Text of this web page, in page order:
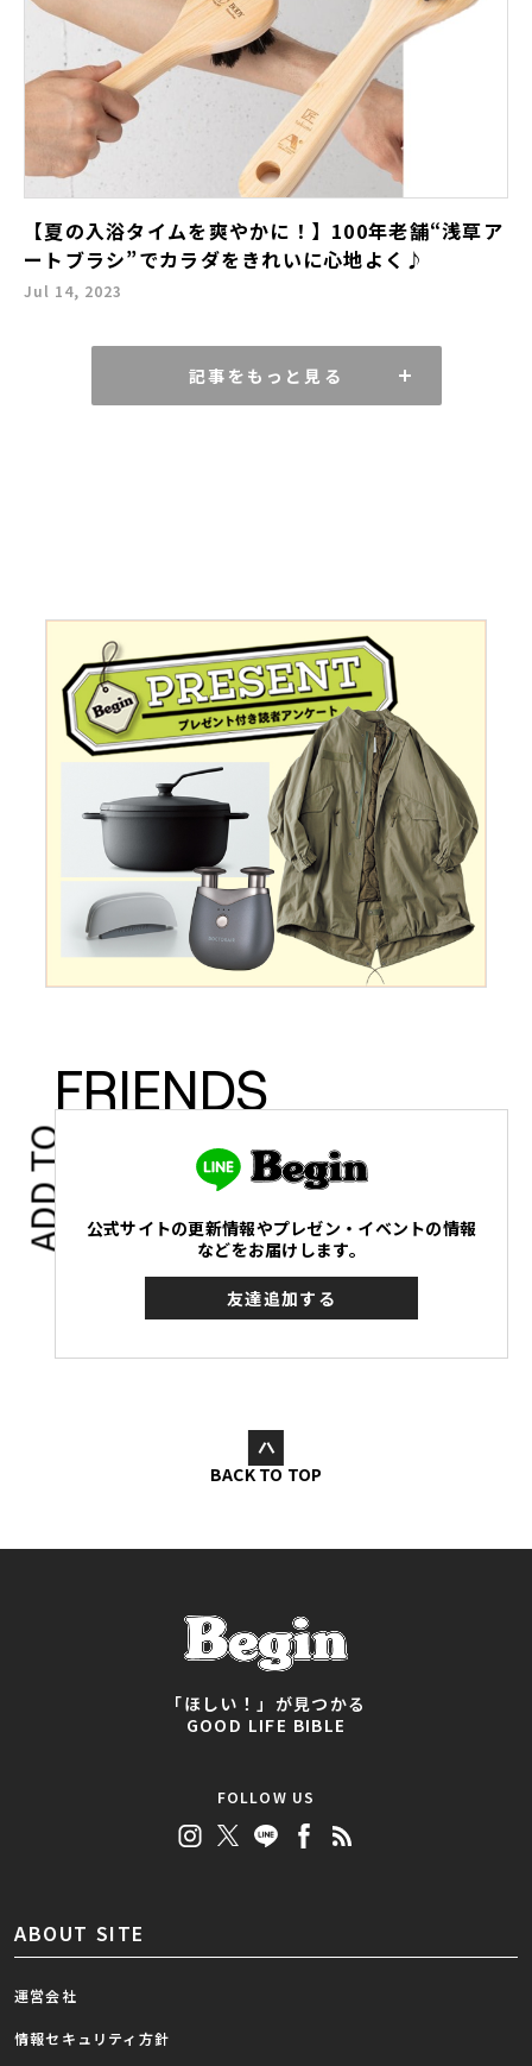
【夏の入浴タイムを爽やかに！】100年老舗“浅草ア
ートブラシ”でカラダをきれいに心地よく♪
Jul 14, 2023
記事をもっと見る
ADD TO
FRIENDS
公式サイトの更新情報やプレゼン・イベントの情報
などをお届けします。
友達追加する
BACK TO TOP
「ほしい！」が見つかる
GOOD LIFE BIBLE
FOLLOW US
ABOUT SITE
運営会社
情報セキュリティ方針